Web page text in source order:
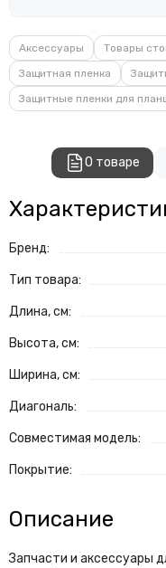
Аксессуары Товары
Защитная пленка
Защитные пленки для
О товаре
Бренд:
Тип товара:
Длина, см:
Высота, см:
Ширина, см:
Диагональ:
Совместимая модель:
Покрытие:
Описание
Запчасти и аксессуары